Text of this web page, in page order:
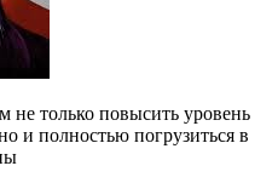
не только повысить уровень
и полностью погрузиться в